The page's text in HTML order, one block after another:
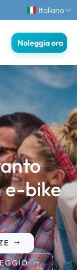
Italiano
Noleggia ora
e-bike